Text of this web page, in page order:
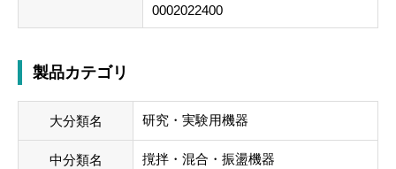
0002022400
製品カテゴリ
大分類名 研究・実験用機器
中分類名 撹拌・混合・振盪機器